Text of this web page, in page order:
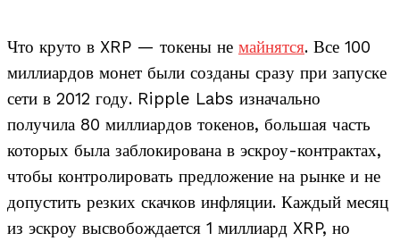
Что круто в XRP — токены не майнятся. Все 100
миллиардов монет были созданы сразу при запуске
сети в 2012 году. Ripple Labs изначально
получила 80 миллиардов токенов, большая часть
которых была заблокирована в эскроу-контрактах,
чтобы контролировать предложение на рынке и не
допустить резких скачков инфляции. Каждый месяц
из эскроу высвобождается 1 миллиард XRP, но